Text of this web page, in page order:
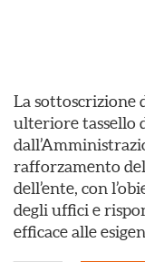
La sottoscrizione
ulteriore tassello
rafforzamento
dell’ente, con
degli uffici e
efficace alle